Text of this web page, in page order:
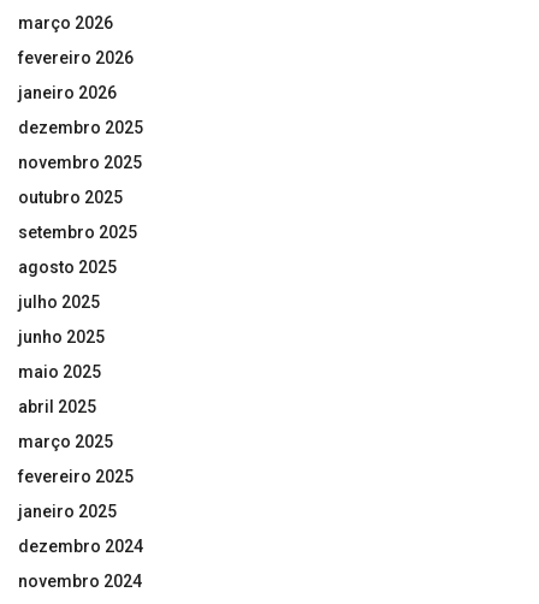
março 2026
fevereiro 2026
janeiro 2026
dezembro 2025
novembro 2025
outubro 2025
setembro 2025
agosto 2025
julho 2025
junho 2025
maio 2025
abril 2025
março 2025
fevereiro 2025
janeiro 2025
dezembro 2024
novembro 2024